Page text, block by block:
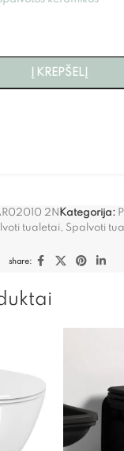
Į KREPŠELĮ
2N Kategorija:
tualetai, Spalvoti
share: